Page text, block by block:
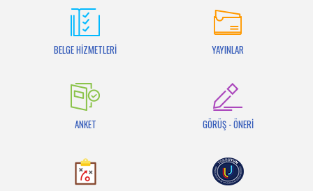
BELGE HİZMETLERİ YAYINLAR
ANKET GÖRÜŞ - ÖNERİ